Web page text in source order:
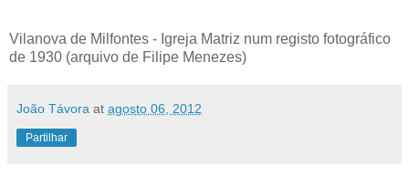
Vilanova de Milfontes - Igreja Matriz num registo fotográfico
de 1930 (arquivo de Filipe Menezes)
João Távora at agosto 06, 2012
Partilhar